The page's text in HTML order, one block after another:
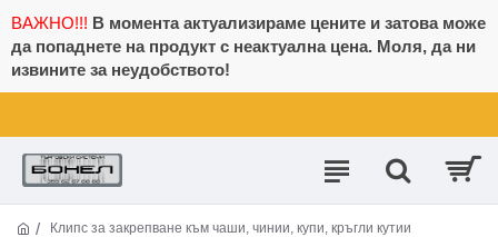
ВАЖНО!!! В момента актуализираме цените и затова може
да попаднете на продукт с неактуална цена. Моля, да ни
извините за неудобството!
Клипс за закрепване към чаши, чинии, купи, кръгли кутии